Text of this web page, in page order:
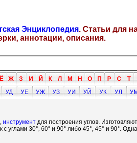
Энциклопедия. Статьи для
аннотации, описания.
Ё Ж З И Й К Л М Н О П Р С Т
УД УЕ УЖ УЗ УИ УЙ УК УЛ
инструмент для построения углов.
с углами 30°, 60° и 90° либо 45°, 45° и 90°.